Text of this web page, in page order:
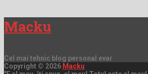
Macku
Cel mai tehnic blog personal evar
Copyright © 2026 Macku